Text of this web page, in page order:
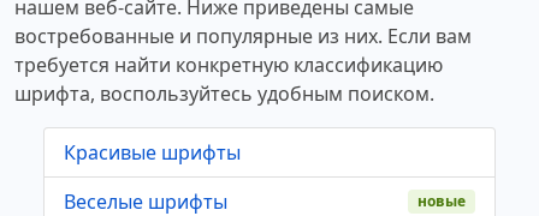
нашем веб-сайте. Ниже приведены самые
востребованные и популярные из них. Если вам
требуется найти конкретную классификацию
шрифта, воспользуйтесь удобным поиском.
Красивые шрифты
Веселые шрифты
новые